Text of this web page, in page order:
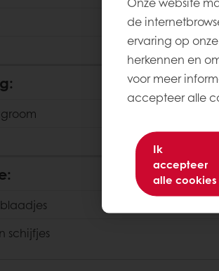
schijfjes
de
ervaring op
herkennen en
voor meer
accepteer alle
Ik
accepteer
alle cookies